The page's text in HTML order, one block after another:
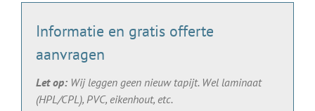
Informatie en gratis offerte
aanvragen
Let op:Wij leggen geen nieuw tapijt. Wel laminaat
(HPL/CPL), PVC, eikenhout, etc.